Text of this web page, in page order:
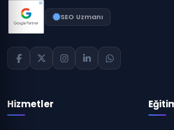
SEO Uzmanı
Hizmetler